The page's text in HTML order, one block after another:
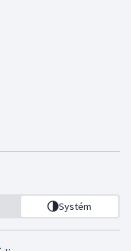
Systém